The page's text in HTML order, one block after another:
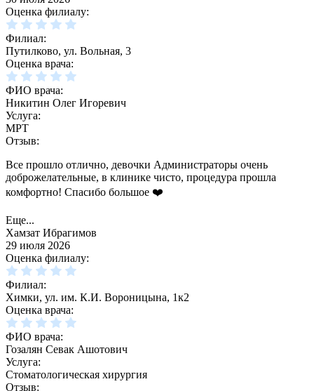
Оценка филиалу:
Филиал:
Путилково, ул. Вольная, 3
Оценка врача:
ФИО врача:
Никитин Олег Игоревич
Услуга:
МРТ
Отзыв:
Все прошло отлично, девочки Администраторы очень
доброжелательные, в клинике чисто, процедура прошла
комфортно! Спасибо большое ❤️
Еще...
Хамзат Ибрагимов
29 июля 2026
Оценка филиалу:
Филиал:
Химки, ул. им. К.И. Вороницына, 1к2
Оценка врача:
ФИО врача:
Гозалян Севак Ашотович
Услуга:
Стоматологическая хирургия
Отзыв: